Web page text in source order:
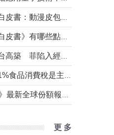
更 多